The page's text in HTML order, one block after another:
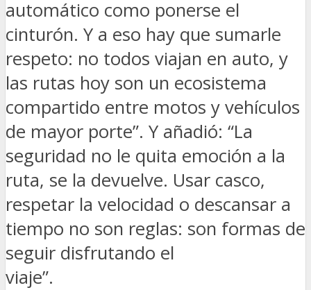
automático como ponerse el
cinturón. Y a eso hay que sumarle
respeto: no todos viajan en auto, y
las rutas hoy son un ecosistema
compartido entre motos y vehículos
de mayor porte”. Y añadió: “La
seguridad no le quita emoción a la
ruta, se la devuelve. Usar casco,
respetar la velocidad o descansar a
tiempo no son reglas: son formas de
seguir disfrutando el
viaje”.